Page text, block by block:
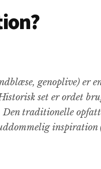
genoplive) er
set er ordet
Den traditionelle
inspiration